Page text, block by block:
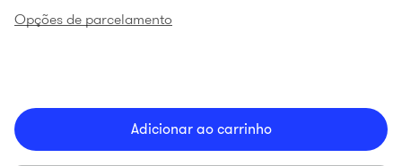
Opções de parcelamento
Adicionar ao carrinho